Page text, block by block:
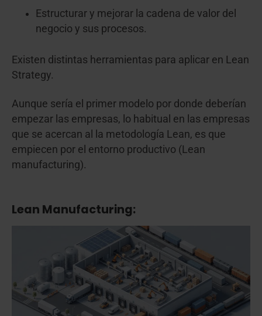
Estructurar y mejorar la cadena de valor del
negocio y sus procesos.
Existen distintas herramientas para aplicar en Lean
Strategy.
Aunque sería el primer modelo por donde deberían
empezar las empresas, lo habitual en las empresas
que se acercan al la metodología Lean, es que
empiecen por el entorno productivo (Lean
manufacturing).
Lean Manufacturing: